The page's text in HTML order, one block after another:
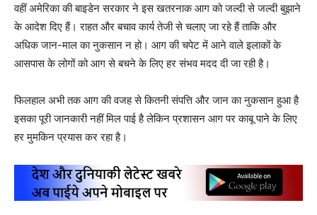
वहीं अमेरिका की बाइडेन सरकार ने इस खतरनाक आग को जल्दी से जल्दी बुझाने
के आदेश दिए हैं। राहत और बचाव कार्य तेजी से चलाए जा रहे हैं ताकि और
अधिक जान-माल का नुकसान न हो। आग की चपेट में आने वाले इलाकों के
आसपास के लोगों को आग से बचने के लिए हर संभव मदद दी जा रही है।
फिलहाल अभी तक आग की वजह से कितनी संपत्ति और जान का नुकसान हुआ है
इसका पूरी जानकारी नहीं मिल पाई है लेकिन प्रशासन आग पर काबू पाने के लिए
हर मुमकिन प्रयास कर रहा है।